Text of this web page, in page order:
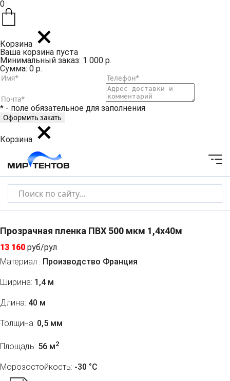
0
Корзина
Ваша корзина пуста
Минимальный заказ: 1 000 р.
Сумма: 0 р.
* - поле обязательное для заполнения
Корзина
Прозрачная пленка ПВХ 500 мкм 1,4x40м
13 160 руб/рул
Материал : Производство Франция
Ширина: 1,4 м
Длина: 40 м
Толщина: 0,5 мм
Площадь: 56 м2
Морозостойкость: -30 °С